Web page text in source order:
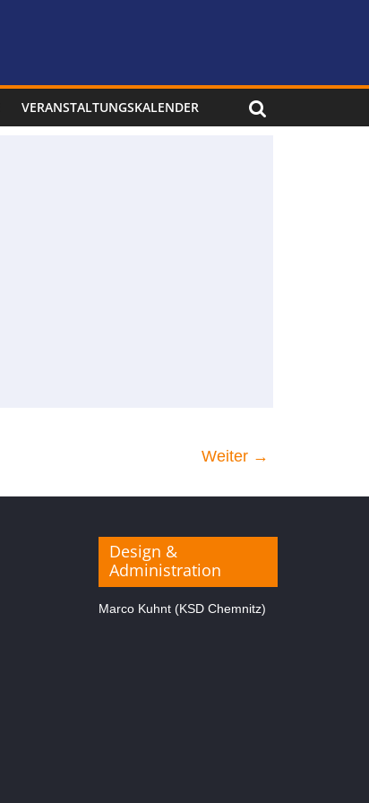
VERANSTALTUNGSKALENDER
Weiter →
Design &
Administration
Marco Kuhnt (KSD Chemnitz)